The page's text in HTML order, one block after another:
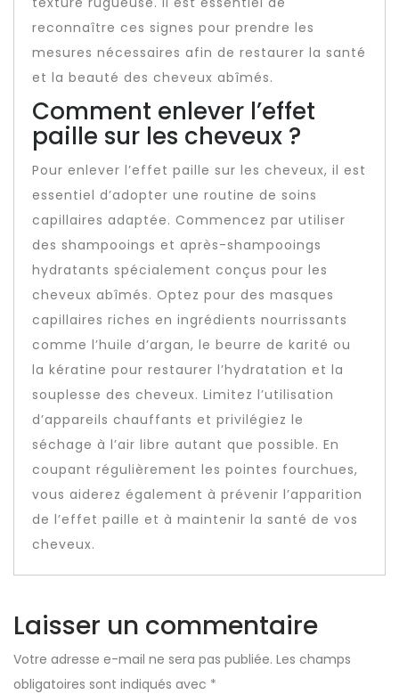
reconnaître ces signes pour prendre les
mesures nécessaires afin de restaurer la santé
et la beauté des cheveux abîmés.
Comment enlever l’effet
paille sur les cheveux ?
Pour enlever l’effet paille sur les cheveux, il est
essentiel d’adopter une routine de soins
capillaires adaptée. Commencez par utiliser
des shampooings et après-shampooings
hydratants spécialement conçus pour les
cheveux abîmés. Optez pour des masques
capillaires riches en ingrédients nourrissants
comme l’huile d’argan, le beurre de karité ou
la kératine pour restaurer l’hydratation et la
souplesse des cheveux. Limitez l’utilisation
d’appareils chauffants et privilégiez le
séchage à l’air libre autant que possible. En
coupant régulièrement les pointes fourchues,
vous aiderez également à prévenir l’apparition
de l’effet paille et à maintenir la santé de vos
cheveux.
Laisser un commentaire
Votre adresse e-mail ne sera pas publiée. Les champs
obligatoires sont indiqués avec *